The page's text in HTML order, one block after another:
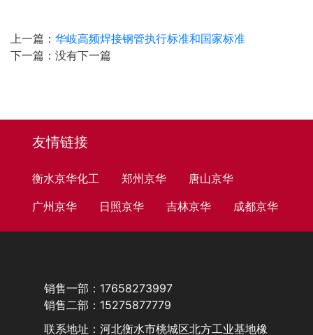
上一篇： 华岐高频焊接钢管执行标准和国家标准
下一篇： 没有下一篇
友情链接
衡水京华化工 郑州京华
唐山京华
广州京华
日照京华 吉林京华 成都京华
销售一部：17658273997
销售二部：15275877779
联系地址：河北衡水市桃城区北方工业基地橡